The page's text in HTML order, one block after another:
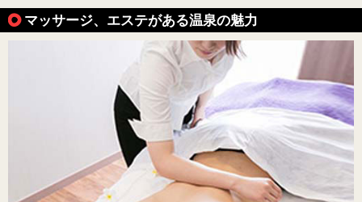
マッサージ、エステがある温泉の魅力